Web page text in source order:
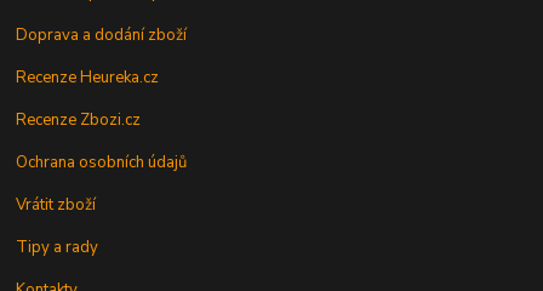
Doprava a dodání zboží
Recenze Heureka.cz
Recenze Zbozi.cz
Ochrana osobních údajů
Vrátit zboží
Tipy a rady